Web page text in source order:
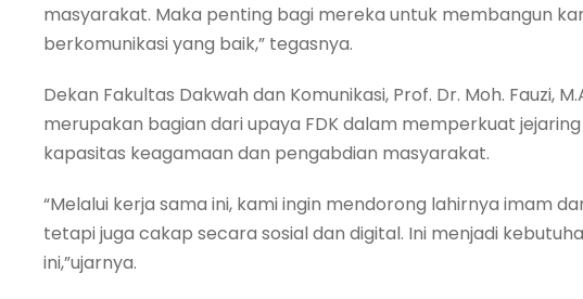
masyarakat. Maka penting bagi mereka untuk membangun
berkomunikasi yang baik,” tegasnya.
Dekan Fakultas Dakwah dan Komunikasi, Prof. Dr. Moh. Fauzi,
merupakan bagian dari upaya FDK dalam memperkuat
kapasitas keagamaan dan pengabdian masyarakat.
“Melalui kerja sama ini, kami ingin mendorong lahirnya imam
tetapi juga cakap secara sosial dan digital. Ini menjadi
ini,”ujarnya.